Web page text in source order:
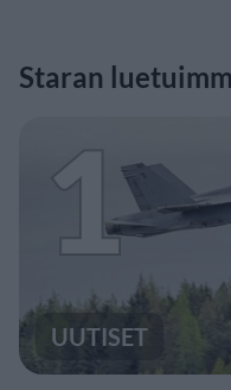
Staran
1
UUTISET